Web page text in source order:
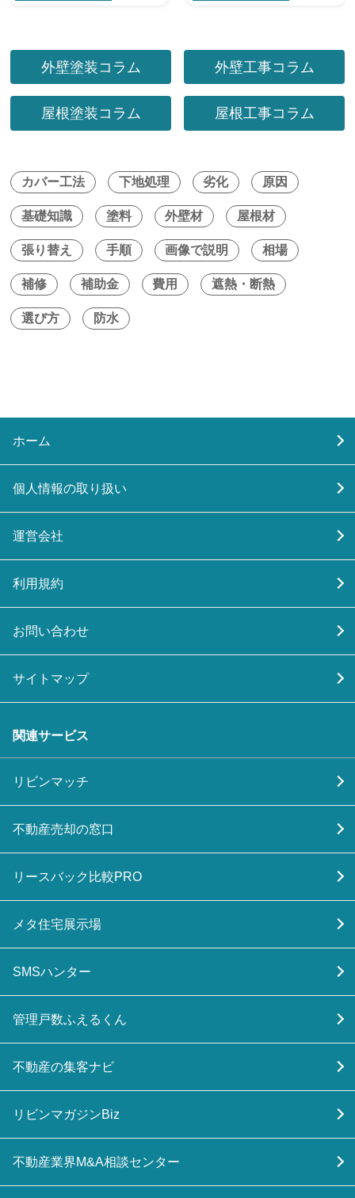
外壁塗装コラム 外壁工事コラム
屋根塗装コラム 屋根工事コラム
カバー工法 下地処理 劣化 原因
基礎知識 塗料 外壁材 屋根材
張り替え 手順 画像で説明 相場
補修 補助金 費用 遮熱・断熱
選び方 防水
ホーム
個人情報の取り扱い
運営会社
利用規約
お問い合わせ
サイトマップ
関連サービス
リビンマッチ
不動産売却の窓口
リースバック比較PRO
メタ住宅展示場
SMSハンター
管理戸数ふえるくん
不動産の集客ナビ
リビンマガジンBiz
不動産業界M&A相談センター